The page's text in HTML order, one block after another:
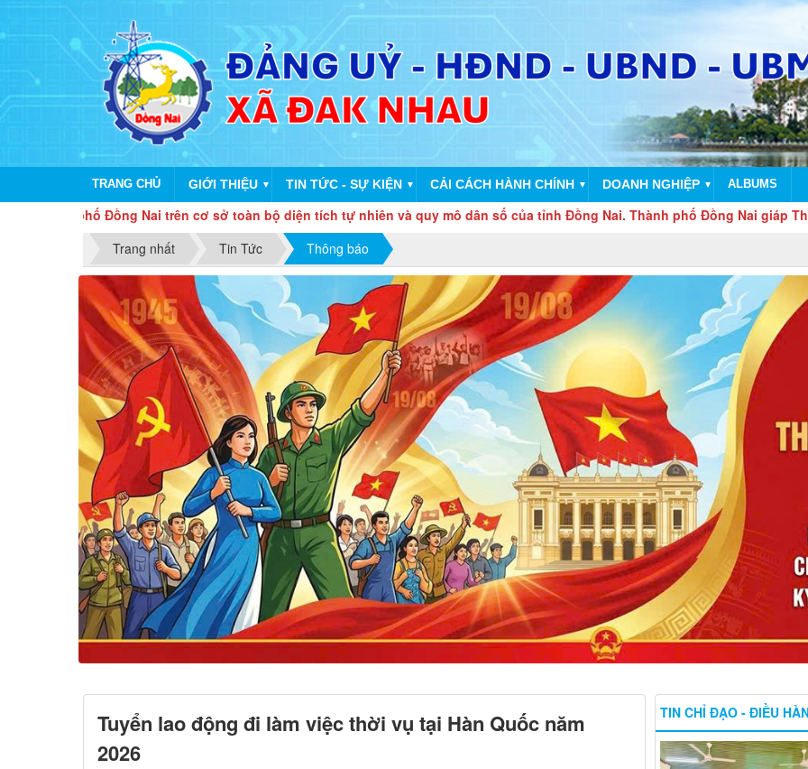
TRANG CHỦ GIỚI THIỆU ▼ TIN TỨC - SỰ KIỆN ▼ CẢI CÁCH HÀNH CHÍNH ▼ DOANH NGHIỆP ▼ ALBUMS
phố Đồng Nai trên cơ sở toàn bộ diện tích tự nhiên và quy mô dân số của tỉnh Đồng Nai. Thành phố Đồng Nai giáp Thành
Trang nhất
Tin Tức Thông báo
Tuyển lao động đi làm việc thời vụ tại Hàn Quốc năm
2026
TIN CHỈ ĐẠO - ĐIỀU